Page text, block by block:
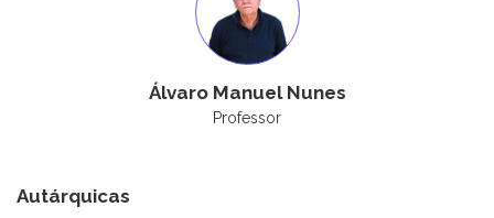
Álvaro Manuel Nunes
Professor
Autárquicas